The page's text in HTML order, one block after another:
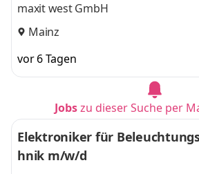
maxit west GmbH
Mainz
vor 6 Tagen
Jobszu dieser Suche per
Elektroniker für
hnik m/w/d